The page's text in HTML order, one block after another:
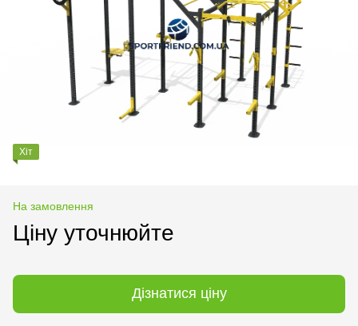
Хіт
На замовлення
Ціну уточнюйте
Дізнатися ціну